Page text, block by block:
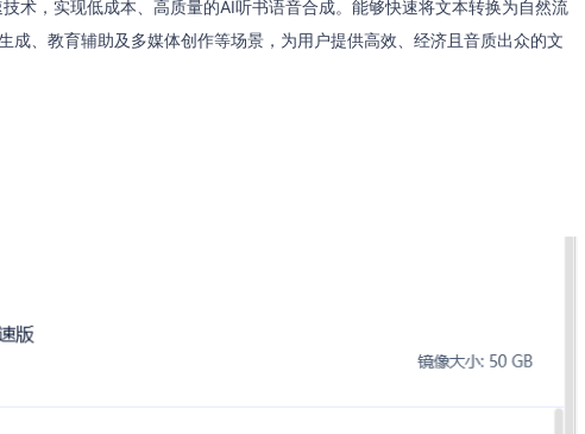
术，实现低成本、高质量的AI听书语音合成。能够快速将文本转换为自然流
成、教育辅助及多媒体创作等场景，为用户提供高效、经济且音质出众的文